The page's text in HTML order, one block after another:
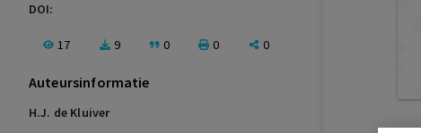
DOI:
17 9 0 0 0
Auteursinformatie
H.J. de Kluiver